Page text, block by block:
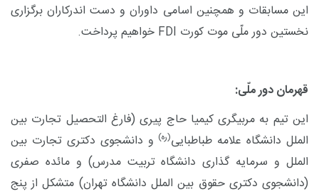
این مسابقات و همچنین اسامی داوران و دست اندرکاران برگزاری
نخستین دور ملّی موت کورت FDI خواهیم پرداخت.
قهرمان دور ملّی:
این تیم به مربیگری کیمیا حاج پیری (فارغ التحصیل تجارت بین
الملل دانشگاه علامه طباطبایی(ره) و دانشجوی دکتری تجارت بین
الملل و سرمایه گذاری دانشگاه تربیت مدرس) و مائده صفری
(دانشجوی دکتری حقوق بین الملل دانشگاه تهران) متشکل از پنج